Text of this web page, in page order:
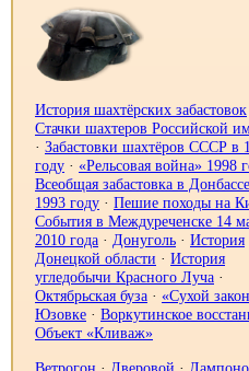
История шахтёрских забастовок
Стачки шахтеров Российской
· Забастовки шахтёров СССР в
году · «Рельсовая война» 1998
Всеобщая забастовка в
1993 году · Пешие походы на
События в Междуреченске 14
2010 года · Донуголь · История
Донецкой области · История
угледобычи Красного Луча ·
Октябрьская буза · «Сухой
Юзовке · Воркутинское
Объект «Кливаж»‎
Ветрогон · Дверовой ·